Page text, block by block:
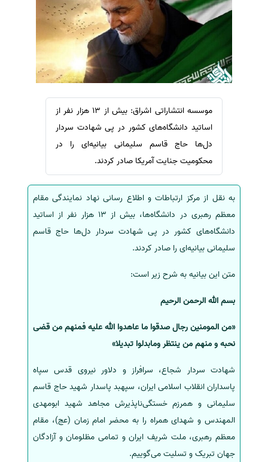
ترجمه عربی به فارسی
مشاهده همه زبان ها
سفارش ویرایش
سفارش پارافریز
سفارش فرمت‌بندی
سفارش کاهش کمیت
سفارش معرفی مقاله
سفارش معرفی کتاب
سفارش چکیده مبسوط
سفارش ترجمه مولتی‌مدیا
سفارش گویندگی
سفارش تولید محتوا
سفارش ترجمه همزمان
سفارش چکیده گرافیکی
موسسه انتشاراتی اشراق: بیش از 13 هزار نفر از
اساتید دانشگاه‌های کشور در پی شهادت سردار
دل‌ها حاج قاسم سلیمانی بیانیه‌ای را در
محکومیت جنایت آمریکا صادر کردند.
به نقل از مرکز ارتباطات و اطلاع رسانی نهاد نمایندگی مقام
معظم رهبری در دانشگاه‌ها، بیش از 13 هزار نفر از اساتید
دانشگاه‌های کشور در پی شهادت سردار دل‌ها حاج قاسم
سلیمانی بیانیه‌ای را صادر کردند.
متن این بیانیه به شرح زیر است:
بسم الله الرحمن الرحیم
«من المومنین رجال صدقوا ما عاهدوا الله علیه فمنهم من قضی
نحبه و منهم من ینتظر ومابدلوا تبدیلا»
شهادت سردار شجاع، سرافراز و دلاور نیروی قدس سپاه
پاسداران انقلاب اسلامی ایران، سپهبد پاسدار شهید حاج قاسم
سلیمانی و همرزم خستگی‌ناپذیرش مجاهد شهید ابومهدی
المهندس و شهدای همراه را به محضر امام زمان (عج)، مقام
معظم رهبری، ملت شریف ایران و تمامی مظلومان و آزادگان
جهان تبریک و تسلیت می‌گوییم.